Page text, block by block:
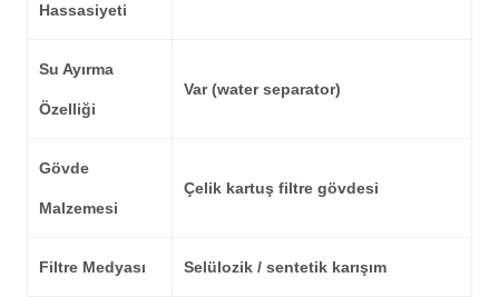
Hassasiyeti
Su Ayırma
Özelliği
Var (water separator)
Gövde
Malzemesi
Çelik kartuş filtre gövdesi
Filtre Medyası Selülozik / sentetik karışım